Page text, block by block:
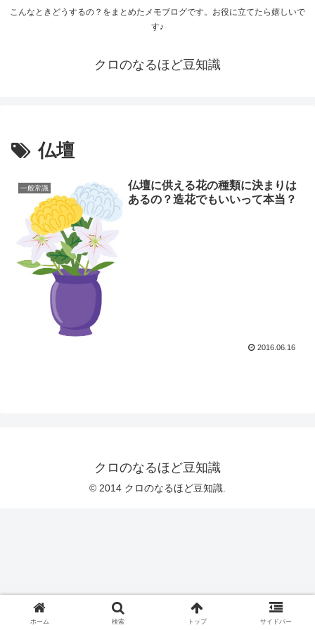
こんなときどうするの？をまとめたメモブログです。お役に立てたら嬉しいで
す♪
クロのなるほど豆知識
仏壇
一般常識
仏壇に供える花の種類に決まりは
あるの？造花でもいいって本当？
2016.06.16
クロのなるほど豆知識
© 2014 クロのなるほど豆知識.
ホーム 検索 トップ サイドバー